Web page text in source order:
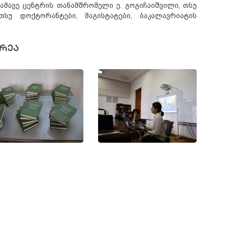
ცენტრის თანამშრომელი ე. გოგიჩაიშვილი, თსუ
დოქტორანტები, მაგისტატები, ბაკალავრიატის